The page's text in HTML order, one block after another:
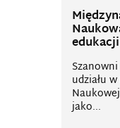
udziału
jako...